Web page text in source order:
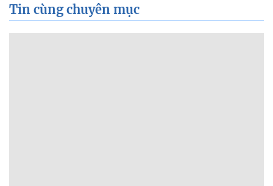
Tin cùng chuyên mục